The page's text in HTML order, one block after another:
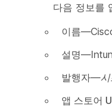
다음 정보를
이름—
설명—
발행자—
앱 스토어